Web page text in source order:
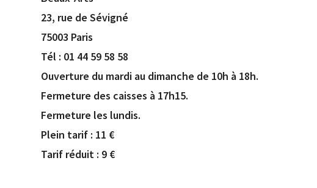
23, rue de Sévigné
75003 Paris
Tél : 01 44 59 58 58
Ouverture du mardi au dimanche de 10h à 18h.
Fermeture des caisses à 17h15.
Fermeture les lundis.
Plein tarif : 11 €
Tarif réduit : 9 €